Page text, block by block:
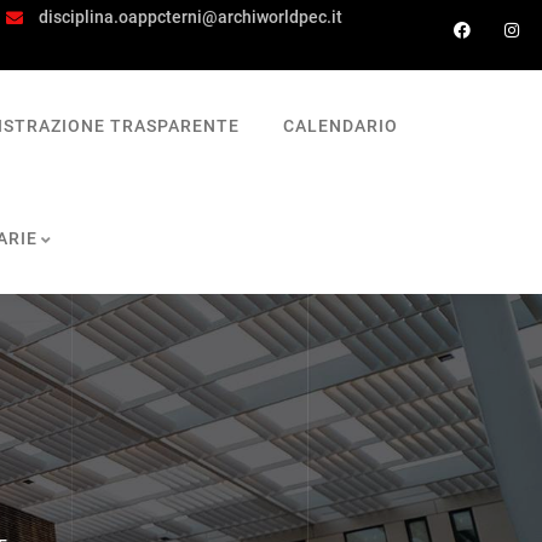
disciplina.oappcterni@archiworldpec.it
TRASPARENTE CALENDARIO